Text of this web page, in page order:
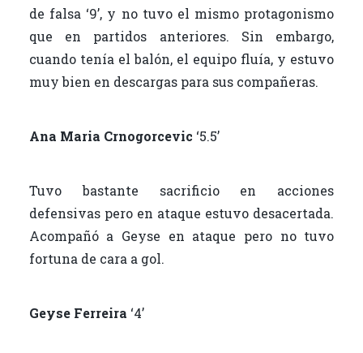
de falsa ‘9’, y no tuvo el mismo protagonismo
que en partidos anteriores. Sin embargo,
cuando tenía el balón, el equipo fluía, y estuvo
muy bien en descargas para sus compañeras.
Ana Maria Crnogorcevic ‘5.5’
Tuvo bastante sacrificio en acciones
defensivas pero en ataque estuvo desacertada.
Acompañó a Geyse en ataque pero no tuvo
fortuna de cara a gol.
Geyse Ferreira ‘4’